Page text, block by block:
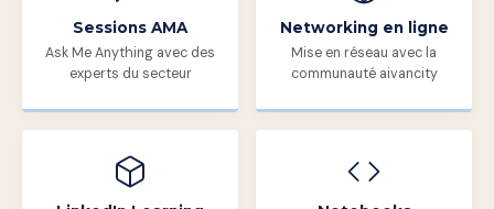
Sessions AMA
Ask Me Anything avec des
experts du secteur
Networking en ligne
Mise en réseau avec la
communauté aivancity